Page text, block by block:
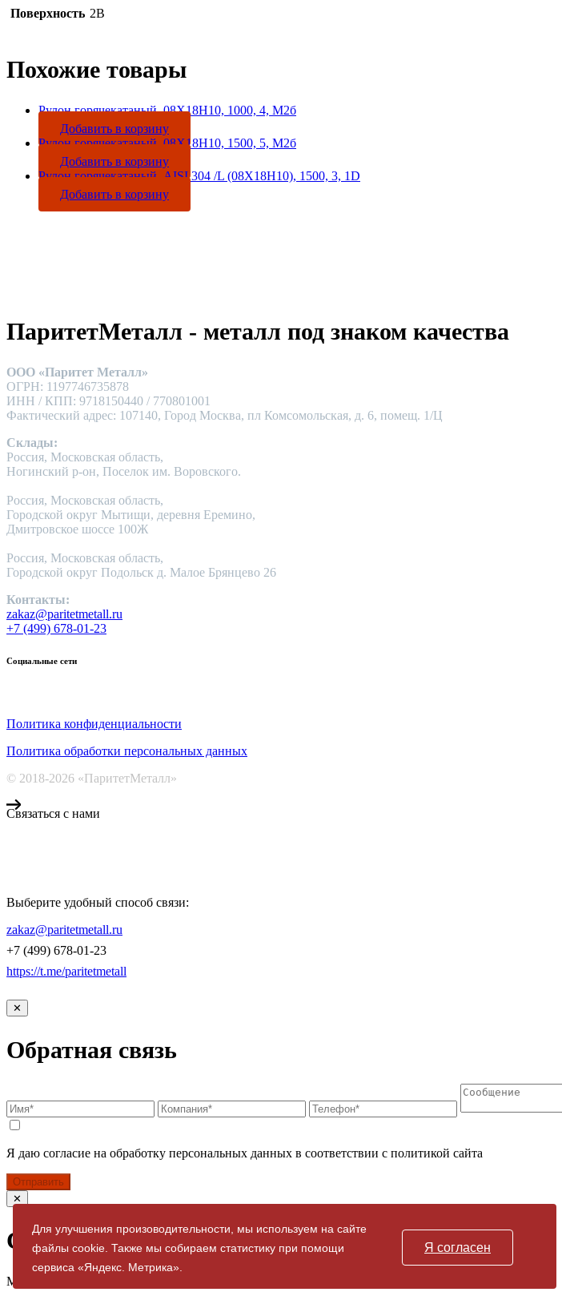
Поверхность 2B
Похожие товары
Рулон горячекатаный, 08Х18Н10, 1000, 4, М2б
Добавить в корзину
Рулон горячекатаный, 08Х18Н10, 1500, 5, М2б
Добавить в корзину
Рулон горячекатаный, AISI 304 /L (08Х18Н10), 1500, 3, 1D
Добавить в корзину
ПаритетМеталл - металл под знаком качества
ООО «Паритет Металл»
ОГРН: 1197746735878
ИНН / КПП: 9718150440 / 770801001
Фактический адрес: 107140, Город Москва, пл Комсомольская, д. 6, помещ. 1/Ц
Склады:
Россия, Московская область,
Ногинский р-он, Поселок им. Воровского.
Россия, Московская область,
Городской округ Мытищи, деревня Еремино,
Дмитровское шоссе 100Ж
Россия, Московская область,
Городской округ Подольск д. Малое Брянцево 26
Контакты:
zakaz@paritetmetall.ru
+7 (499) 678-01-23
Социальные сети
Политика конфиденциальности
Политика обработки персональных данных
© 2018-2026 «ПаритетМеталл»
Связаться с нами
Выберите удобный способ связи:
zakaz@paritetmetall.ru
+7 (499) 678-01-23
https://t.me/paritetmetall
Для улучшения произоводительности, мы используем на сайте
файлы cookie. Также мы собираем статистику при помощи
сервиса «Яндекс. Метрика».
Я согласен
✕
Обратная связь
Я даю согласие на обработку персональных данных в соответствии с политикой сайта
Отправить
✕
Спасибо за заявку
Мы свяжемся с вами в ближайшее время